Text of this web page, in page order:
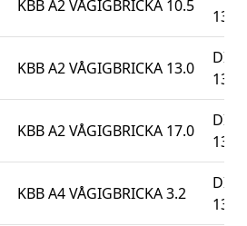
KBB A2 VÅGIGBRICKA 10.5
137B
KBB A2 VÅGIGBRICKA 13.0
DIN
137B
KBB A2 VÅGIGBRICKA 17.0
DIN
137B
KBB A4 VÅGIGBRICKA 3.2
DIN
137B